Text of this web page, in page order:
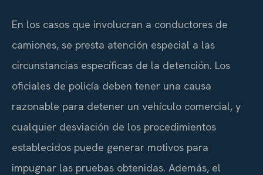
En los casos que involucran a conductores de
camiones, se presta atención especial a las
circunstancias específicas de la detención. Los
oficiales de policía deben tener una causa
razonable para detener un vehículo comercial, y
cualquier desviación de los procedimientos
establecidos puede generar motivos para
impugnar las pruebas obtenidas. Además, el